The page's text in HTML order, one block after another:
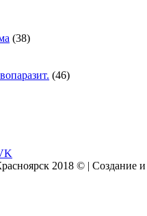
(38)
(46)
2018 © | Создание